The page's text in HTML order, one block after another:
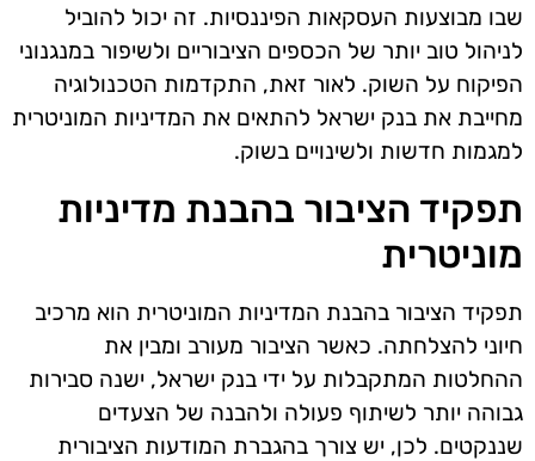
שבו מבוצעות העסקאות הפיננסיות. זה יכול להוביל
לניהול טוב יותר של הכספים הציבוריים ולשיפור במנגנוני
הפיקוח על השוק. לאור זאת, התקדמות הטכנולוגיה
מחייבת את בנק ישראל להתאים את המדיניות המוניטרית
למגמות חדשות ולשינויים בשוק.
תפקיד הציבור בהבנת מדיניות
מוניטרית
תפקיד הציבור בהבנת המדיניות המוניטרית הוא מרכיב
חיוני להצלחתה. כאשר הציבור מעורב ומבין את
ההחלטות המתקבלות על ידי בנק ישראל, ישנה סבירות
גבוהה יותר לשיתוף פעולה ולהבנה של הצעדים
שננקטים. לכן, יש צורך בהגברת המודעות הציבורית